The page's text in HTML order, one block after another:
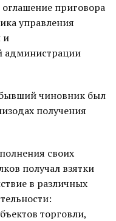
приговора
управления
и
администрации
чиновник был
получения
своих
получал взятки
в различных
торговли,